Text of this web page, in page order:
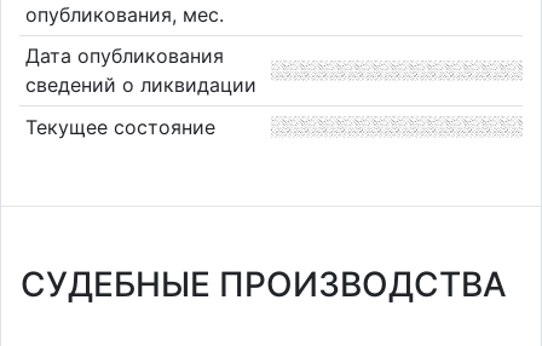
опубликования, мес.
Дата опубликования
сведений о ликвидации
Текущее состояние
СУДЕБНЫЕ ПРОИЗВОДСТВА